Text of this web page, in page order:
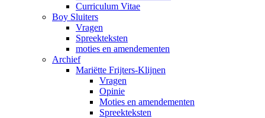
Curriculum Vitae
Boy Sluiters
Vragen
Spreekteksten
moties en amendementen
Archief
Mariëtte Frijters-Klijnen
Vragen
Opinie
Moties en amendementen
Spreekteksten